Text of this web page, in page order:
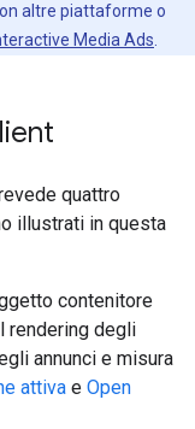
altre piattaforme o
Media Ads
quattro
illustrati in questa
contenitore
rendering degli
annunci e misura
attiva e Open